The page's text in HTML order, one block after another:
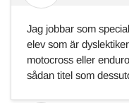
Jag jobbar som
elev som är
motocross eller
sådan titel som